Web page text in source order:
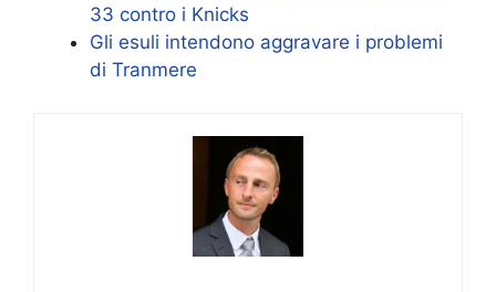
33 contro i Knicks
Gli esuli intendono aggravare i problemi
di Tranmere